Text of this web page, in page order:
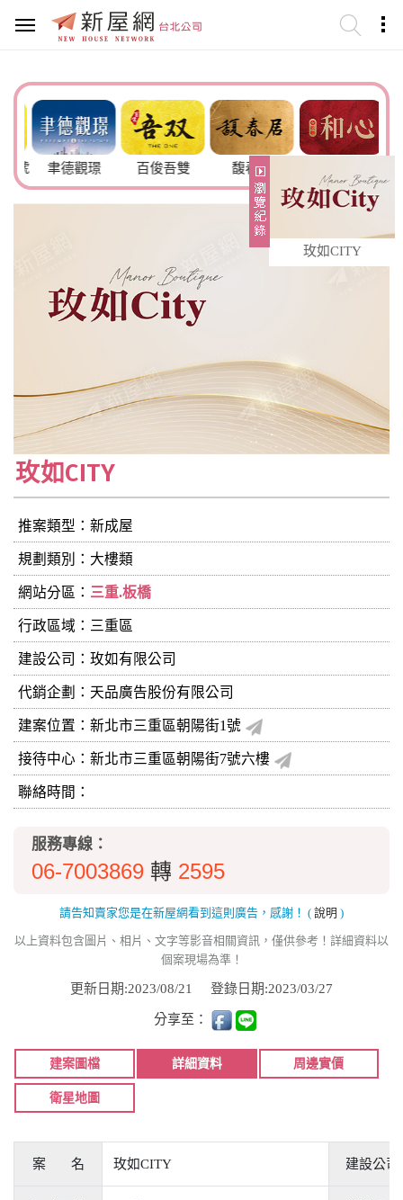
玫如CITY
聿德觀璟 百俊吾雙 馥春居
玫如CITY
推案類型：新成屋
規劃類別：大樓類
網站分區： 三重.板橋
行政區域：三重區
建設公司： 玫如有限公司
代銷企劃：天品廣告股份有限公司
建案位置：新北市三重區朝陽街1號
接待中心：新北市三重區朝陽街7號六樓
聯絡時間：
服務專線：
06-7003869 轉 2595
請告知賣家您是在新屋網看到這則廣告，感謝！ ( 說明 )
以上資料包含圖片、相片、文字等影音相關資訊，僅供參考！詳細資料以
個案現場為準！
更新日期:2023/08/21 登錄日期:2023/03/27
分享至：
建案圖檔 詳細資料 周邊實價
衛星地圖
案 名 玫如CITY 建設公司